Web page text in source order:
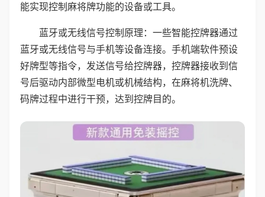
能实现控制麻将牌功能的设备或工具。
蓝牙或无线信号控制原理：一些智能控牌器通过
蓝牙或无线信号与手机等设备连接。手机端软件预设
好牌型等指令，发送信号给控牌器，控牌器接收到信
号后驱动内部微型电机或机械结构，在麻将机洗牌、
码牌过程中进行干预，达到控牌目的。